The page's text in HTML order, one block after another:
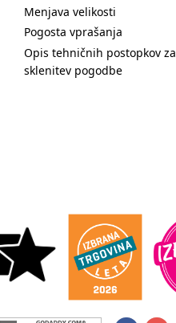
Menjava velikosti
Pogosta vprašanja
Opis tehničnih postopkov za
sklenitev pogodbe